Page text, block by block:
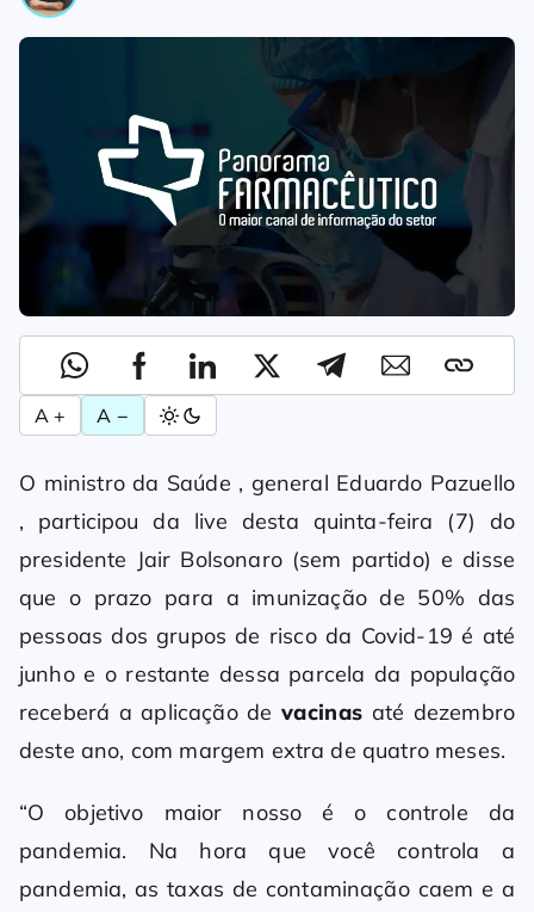
A + A −
O ministro da Saúde , general Eduardo Pazuello
, participou da live desta quinta-feira (7) do
presidente Jair Bolsonaro (sem partido) e disse
que o prazo para a imunização de 50% das
pessoas dos grupos de risco da Covid-19 é até
junho e o restante dessa parcela da população
receberá a aplicação de vacinas até dezembro
deste ano, com margem extra de quatro meses.
“O objetivo maior nosso é o controle da
pandemia. Na hora que você controla a
pandemia, as taxas de contaminação caem e a